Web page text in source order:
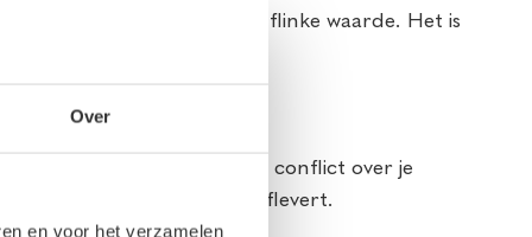
Over
en voor het verzamelen
je inboedel vaak een flinke waarde. Het is
hebben. Denk aan een conflict over je
die jouw producten niet aflevert.